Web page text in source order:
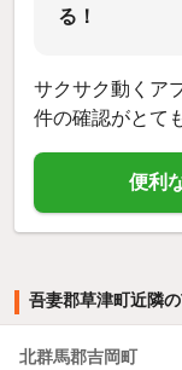
る！
サクサク動くア
件の確認がとて
便利
吾妻郡草津町近隣
北群馬郡吉岡町